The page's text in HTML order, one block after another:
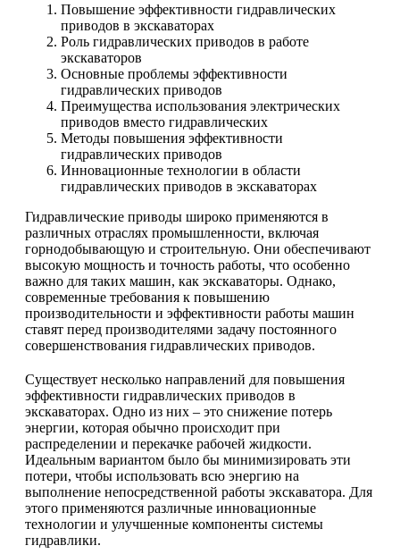
Повышение эффективности гидравлических
приводов в экскаваторах
Роль гидравлических приводов в работе
экскаваторов
Основные проблемы эффективности
гидравлических приводов
Преимущества использования электрических
приводов вместо гидравлических
Методы повышения эффективности
гидравлических приводов
Инновационные технологии в области
гидравлических приводов в экскаваторах
Гидравлические приводы широко применяются в
различных отраслях промышленности, включая
горнодобывающую и строительную. Они обеспечивают
высокую мощность и точность работы, что особенно
важно для таких машин, как экскаваторы. Однако,
современные требования к повышению
производительности и эффективности работы машин
ставят перед производителями задачу постоянного
совершенствования гидравлических приводов.
Существует несколько направлений для повышения
эффективности гидравлических приводов в
экскаваторах. Одно из них – это снижение потерь
энергии, которая обычно происходит при
распределении и перекачке рабочей жидкости.
Идеальным вариантом было бы минимизировать эти
потери, чтобы использовать всю энергию на
выполнение непосредственной работы экскаватора. Для
этого применяются различные инновационные
технологии и улучшенные компоненты системы
гидравлики.